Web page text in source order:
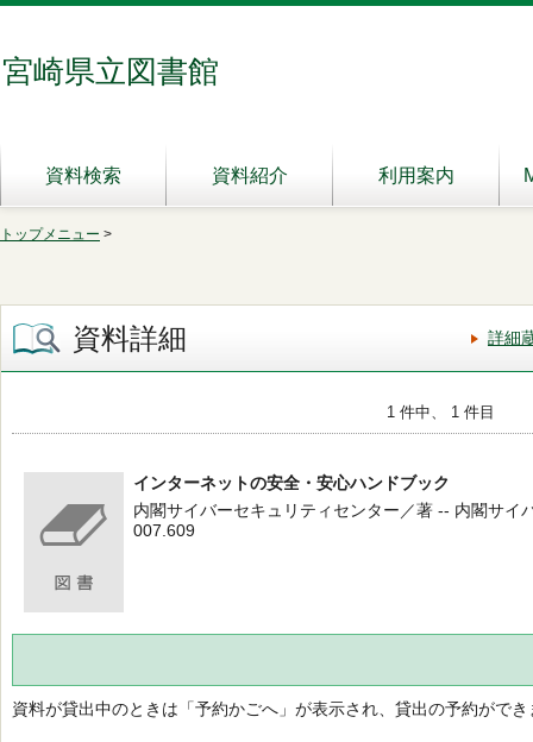
宮崎県立図書館
資料検索 資料紹介 利用案内
トップメニュー >
資料詳細 詳細
1 件中、 1 件目
インターネットの安全・安心ハンドブック
内閣サイバーセキュリティセンター／著 -- 内閣サイ
007.609
資料が貸出中のときは「予約かごへ」が表示され、貸出の予約ができ